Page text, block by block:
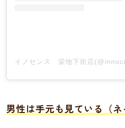
男性は手元も見ている（ネ